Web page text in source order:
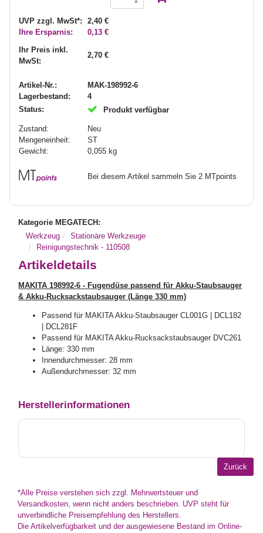
UVP zzgl. MwSt*:
2,40 €
Ihre Ersparnis:
0,13 €
Ihr Preis inkl.
MwSt:
2,70 €
Artikel-Nr.:
MAK-198992-6
Lagerbestand:
4
Status:
Produkt verfügbar
Zustand:
Neu
Mengeneinheit:
ST
Gewicht:
0,055 kg
Bei diesem Artikel sammeln Sie 2 MTpoints
Kategorie MEGATECH:
Werkzeug
Stationäre Werkzeuge
Reinigungstechnik - 110508
Artikeldetails
MAKITA 198992-6 - Fugendüse passend für Akku-Staubsauger
& Akku-Rucksackstaubsauger (Länge 330 mm)
Passend für MAKITA Akku-Staubsauger CL001G | DCL182
| DCL281F
Passend für MAKITA Akku-Rucksackstaubsauger DVC261
Länge: 330 mm
Innendurchmesser: 28 mm
Außendurchmesser: 32 mm
Herstellerinformationen
*Alle Preise verstehen sich zzgl. Mehrwertsteuer und
Versandkosten, wenn nicht anders beschrieben. UVP steht für
unverbindliche Preisempfehlung des Herstellers.
Die Artikelverfügbarkeit und der ausgewiesene Bestand im Online-